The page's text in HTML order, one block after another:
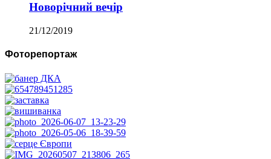
Новорічний вечір
21/12/2019
Фоторепортаж